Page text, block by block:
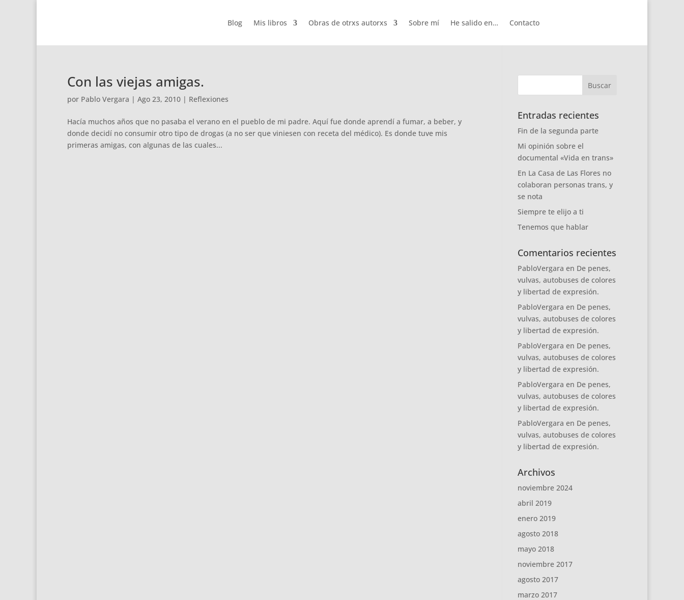
Blog Mis libros Obras de otrxs autorxs Sobre mí He salido en… Contacto
Con las viejas amigas.
por Pablo Vergara | Ago 23, 2010 | Reflexiones
Hacía muchos años que no pasaba el verano en el pueblo de mi padre. Aquí fue donde aprendí a fumar, a beber, y
donde decidí no consumir otro tipo de drogas (a no ser que viniesen con receta del médico). Es donde tuve mis
primeras amigas, con algunas de las cuales...
Entradas recientes
Fin de la segunda parte
Mi opinión sobre el
documental «Vida en trans»
En La Casa de Las Flores no
colaboran personas trans, y
se nota
Siempre te elijo a ti
Tenemos que hablar
Comentarios recientes
PabloVergara en De penes,
vulvas, autobuses de colores
y libertad de expresión.
PabloVergara en De penes,
vulvas, autobuses de colores
y libertad de expresión.
PabloVergara en De penes,
vulvas, autobuses de colores
y libertad de expresión.
PabloVergara en De penes,
vulvas, autobuses de colores
y libertad de expresión.
PabloVergara en De penes,
vulvas, autobuses de colores
y libertad de expresión.
Archivos
noviembre 2024
abril 2019
enero 2019
agosto 2018
mayo 2018
noviembre 2017
agosto 2017
marzo 2017